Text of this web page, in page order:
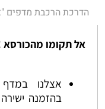
הדרכת הרכבת מדפים
אל תקומו
אצלנו
בהזמנה